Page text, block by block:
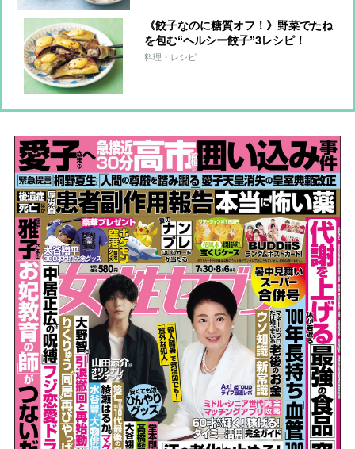
《餃子なのに糖質オフ！》野菜でたね
を包む“ヘルシー餃子”3レシピ！
料理・レシピ